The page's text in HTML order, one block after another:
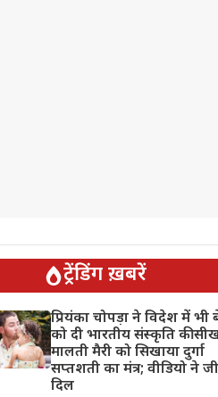
ट्रेंडिंग ख़बरें
प्रियंका चोपड़ा ने विदेश में भी
को दी भारतीय संस्कृति की
मालती मैरी को सिखाया दुर्गा
सप्तशती का मंत्र; वीडियो ने
दिल